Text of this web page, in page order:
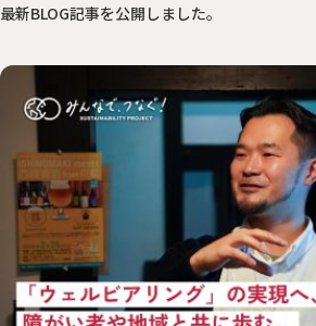
最新BLOG記事を公開しました。